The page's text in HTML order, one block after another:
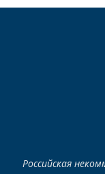
Российская